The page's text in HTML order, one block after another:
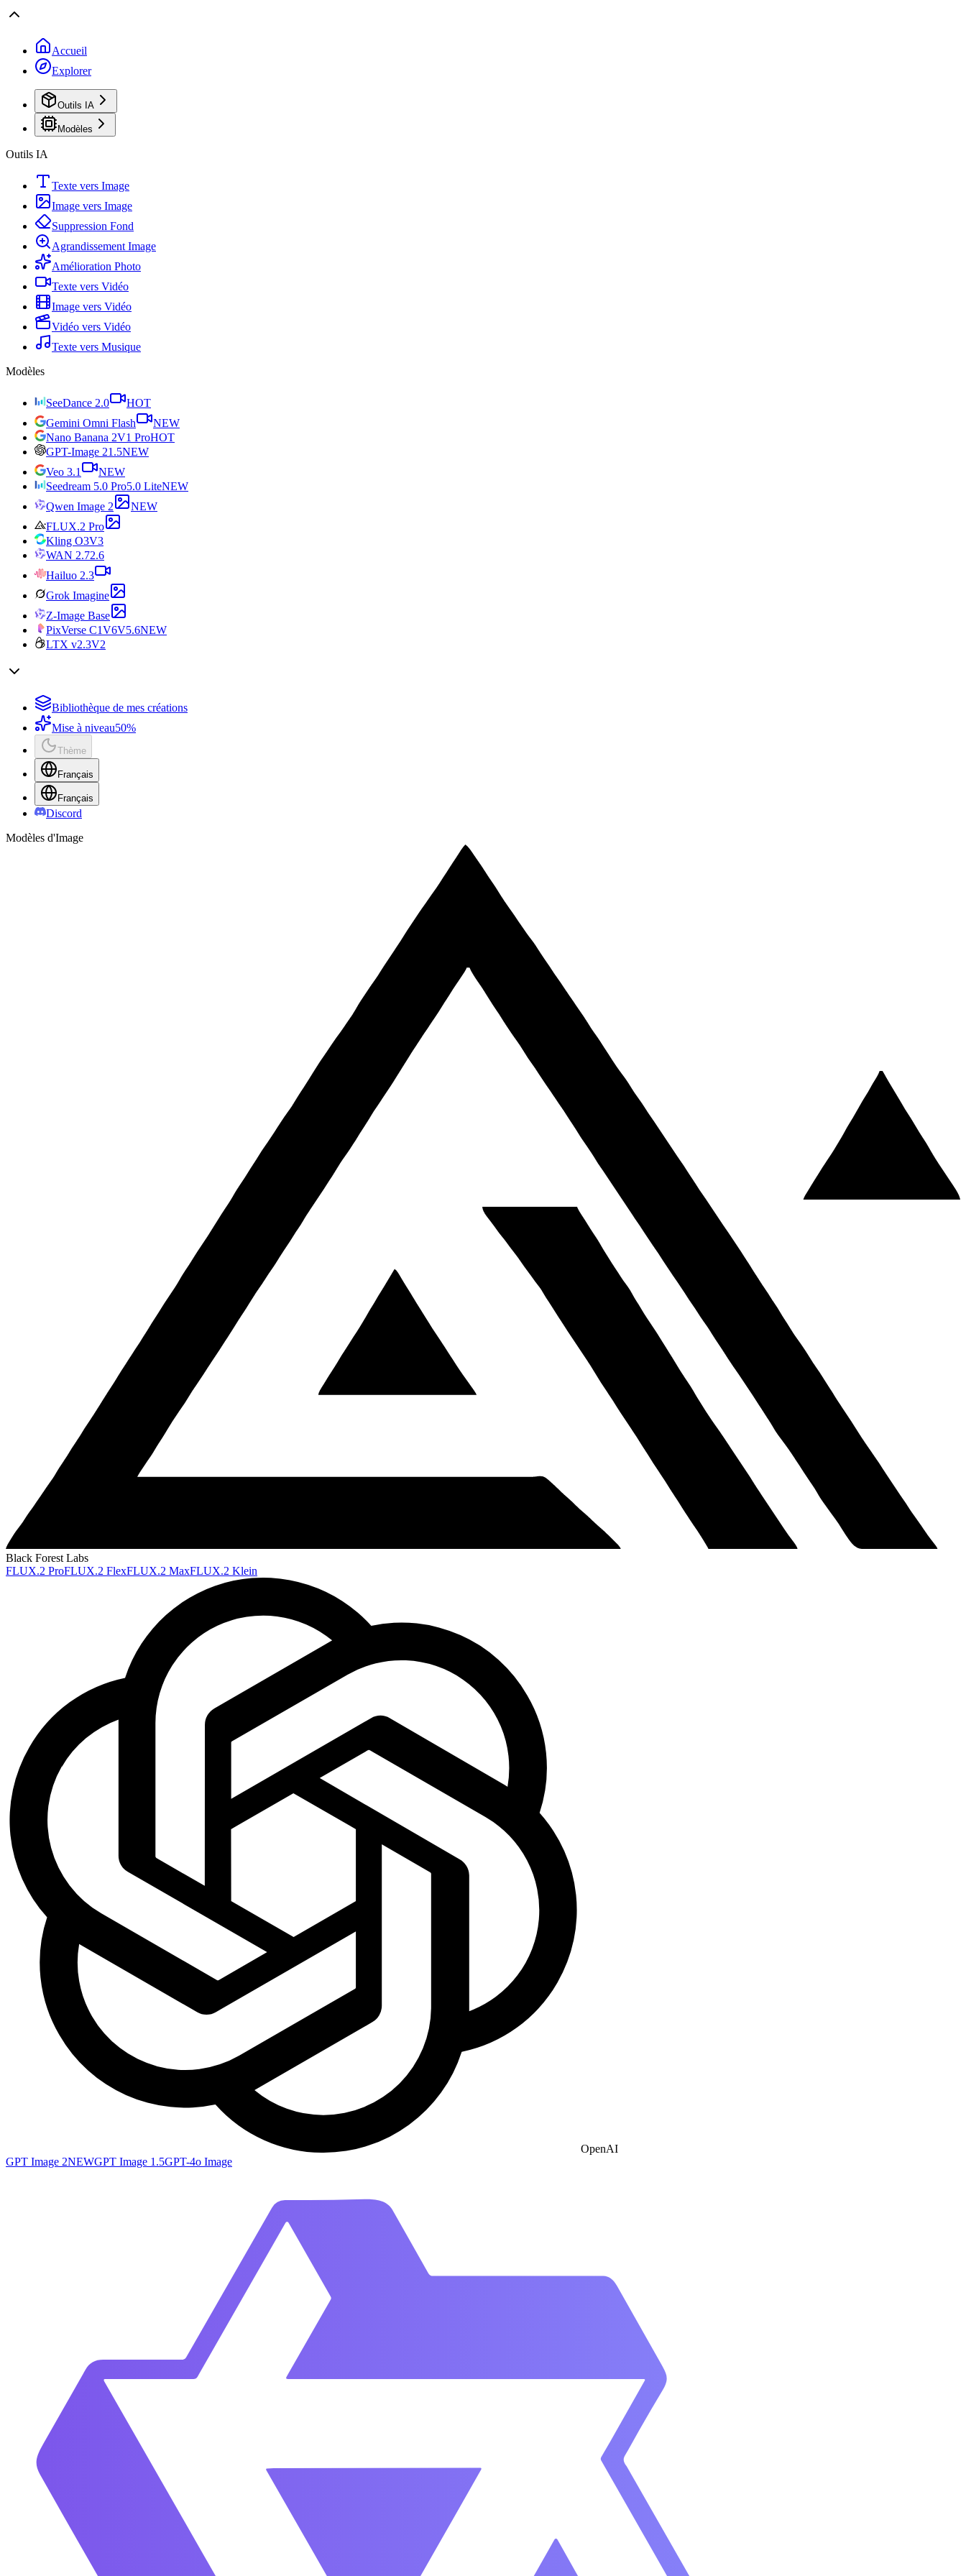
Accueil
Explorer
Outils IA
Modèles
Outils IA
Texte vers Image
Image vers Image
Suppression Fond
Agrandissement Image
Amélioration Photo
Texte vers Vidéo
Image vers Vidéo
Vidéo vers Vidéo
Texte vers Musique
Modèles
SeeDance 2.0
HOT
Gemini Omni Flash
NEW
Nano Banana 2V1 ProHOT
GPT-Image 21.5NEW
Veo 3.1
NEW
Seedream 5.0 Pro5.0 LiteNEW
Qwen Image 2
NEW
FLUX.2 Pro
Kling O3V3
WAN 2.72.6
Hailuo 2.3
Grok Imagine
Z-Image Base
PixVerse C1V6V5.6NEW
LTX v2.3V2
Bibliothèque de mes créations
Mise à niveau50%
Thème
Français
Français
Discord
Modèles d'Image
Black Forest Labs
FLUX.2 ProFLUX.2 FlexFLUX.2 MaxFLUX.2 Klein
OpenAI
GPT Image 2NEWGPT Image 1.5GPT-4o Image